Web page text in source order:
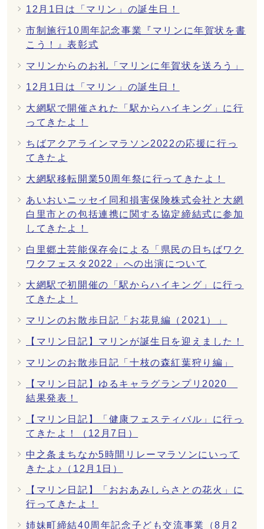
12月1日は「マリン」の誕生日！
市制施行10周年記念事業『マリンに年賀状を書
こう！』表彰式
マリンからのお礼「マリンに年賀状を送ろう」
12月1日は「マリン」の誕生日！
大網駅で開催された「駅からハイキング」に行
ってきたよ！
ちばアクアラインマラソン2022の応援に行っ
てきたよ
大網駅移転開業50周年祭に行ってきたよ！
あいおいニッセイ同和損害保険株式会社と大網
白里市との包括連携に関する協定締結式に参加
してきたよ！
白里郷土芸能保存会による「県民の日ちばワク
ワクフェスタ2022」への出演について
大網駅で初開催の「駅からハイキング」に行っ
てきたよ！
マリンのお散歩日記「お花見編（2021）」
【マリン日記】マリンが誕生日を迎えました！
マリンのお散歩日記「十枝の森紅葉狩り編」
【マリン日記】ゆるキャラグランプリ2020
結果発表！
【マリン日記】「健康フェスティバル」に行っ
てきたよ！（12月7日）
中之条まちなか5時間リレーマラソンにいって
きたよ♪（12月1日）
【マリン日記】「おおあみしらさとの花火」に
行ってきたよ！
姉妹町締結40周年記念子ども交流事業（8月2